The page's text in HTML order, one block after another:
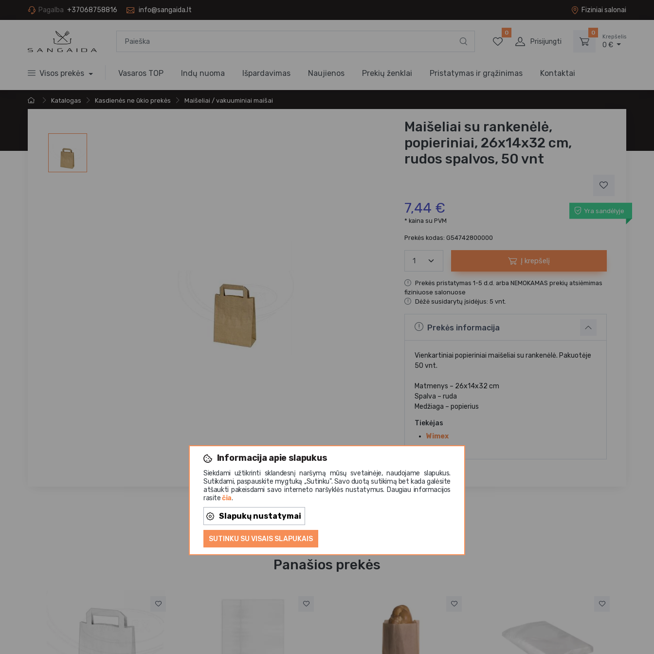
Informacija apie slapukus
Siekdami užtikrinti sklandesnį naršymą mūsų svetainėje, naudojame slapukus.
Sutikdami, paspauskite mygtuką ,,Sutinku". Savo duotą sutikimą bet kada galėsite
atšaukti pakeisdami savo interneto naršyklės nustatymus. Daugiau informacijos
rasitečia.
Slapukų nustatymai
SUTINKU SU VISAIS SLAPUKAIS
Pagalba +37068758816 info@sangaida.lt Fiziniai salonai
0
Prisijungti
0
Krepšelis
0 €
Visos prekės Vasaros TOP Indų nuoma Išpardavimas Naujienos Prekių ženklai Pristatymas ir grąžinimas Kontaktai
Katalogas Kasdienės ne ūkio prekės Maišeliai / vakuuminiai maišai
Maišeliai su rankenėlė,
popieriniai, 26x14x32 cm,
rudos spalvos, 50 vnt
7,44 €
Yra sandėlyje
* kaina su PVM
Prekės kodas: G54742800000
Į krepšelį
Prekės pristatymas 1-5 d.d. arba NEMOKAMAS prekių atsiėmimas
fiziniuose salonuose
Dėžė susidarytų įsidėjus: 5 vnt.
Prekės informacija
Vienkartiniai popieriniai maišeliai su rankenėlė. Pakuotėje
50 vnt.
Matmenys – 26x14x32 cm
Spalva – ruda
Medžiaga – popierius
Tiekėjas
Wimex
Panašios prekės